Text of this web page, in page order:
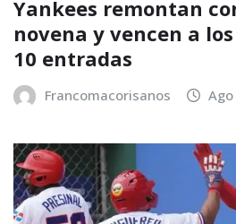
Yankees remontan
novena y vencen a
10 entradas
Francomacorisanos